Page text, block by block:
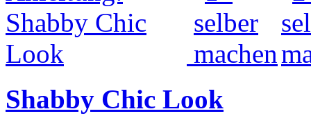
Shabby Chic Look